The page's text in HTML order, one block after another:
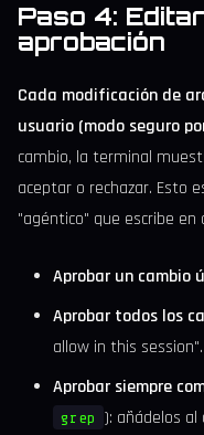
Paso 4:
aprobación
Cada modificación de
usuario (modo seguro
cambio, la terminal
aceptar o rechazar. Esto
"agéntico" que escribe en
Aprobar un cambio
Aprobar todos los
allow in this session".
Aprobar siempre
grep ): añádelos